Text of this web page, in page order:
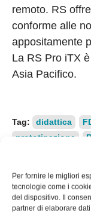
Per fornire le migliori
tecnologie come i
del dispositivo. Il
partner di elaborare
remoto. RS
conforme alle
appositamente
La RS Pro iTX
Asia Pacifico.
Tag: didattica
prototipazione